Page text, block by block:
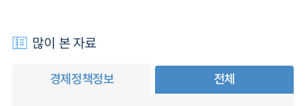
많이 본 자료
경제정책정보 전체